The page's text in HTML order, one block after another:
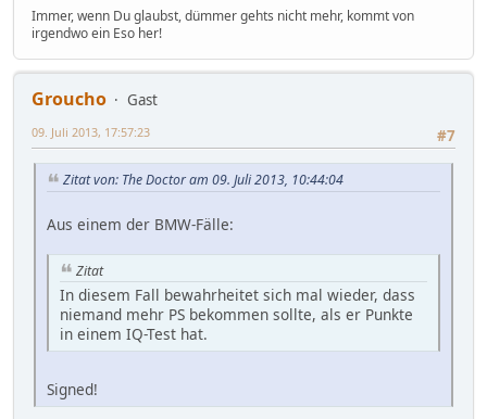
Immer, wenn Du glaubst, dümmer gehts nicht mehr, kommt von
irgendwo ein Eso her!
Groucho
Gast
#7
09. Juli 2013, 17:57:23
Zitat von: The Doctor am 09. Juli 2013, 10:44:04
Aus einem der BMW-Fälle:
Zitat
In diesem Fall bewahrheitet sich mal wieder, dass
niemand mehr PS bekommen sollte, als er Punkte
in einem IQ-Test hat.
Signed!